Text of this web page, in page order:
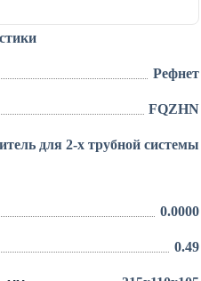
Рефнет
FQZHN
для 2-х трубной системы
0.0000
0.49